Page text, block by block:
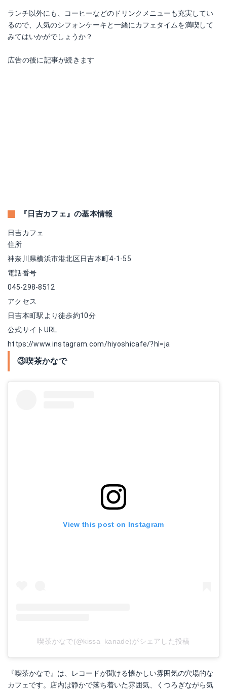
ランチ以外にも、コーヒーなどのドリンクメニューも充実してい
るので、人気のシフォンケーキと一緒にカフェタイムを満喫して
みてはいかがでしょうか？
広告の後に記事が続きます
『日吉カフェ』の基本情報
日吉カフェ
住所
神奈川県横浜市港北区日吉本町4-1-55
電話番号
045-298-8512
アクセス
日吉本町駅より徒歩約10分
公式サイトURL
https://www.instagram.com/hiyoshicafe/?hl=ja
③喫茶かなで
View this post on Instagram
喫茶かなで(@kissa_kanade)がシェアした投稿
『喫茶かなで』は、レコードが聞ける懐かしい雰囲気の穴場的な
カフェです。店内は静かで落ち着いた雰囲気、くつろぎながら気